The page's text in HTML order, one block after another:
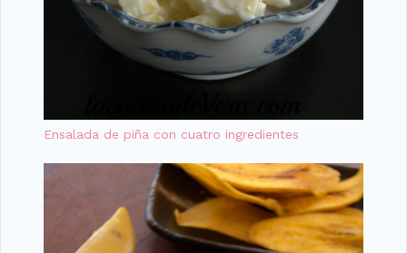
Ensalada de piña con cuatro ingredientes